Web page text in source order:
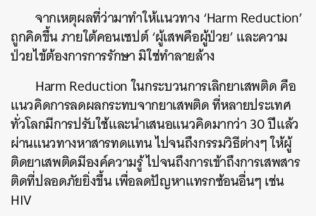
จากเหตุผลที่ว่ามาทำให้แนวทาง ‘Harm Reduction’
ถูกคิดขึ้น ภายใต้คอนเซปต์ ‘ผู้เสพคือผู้ป่วย’ และความ
ป่วยไข้ต้องการการรักษา มิใช่ทำลายล้าง
Harm Reduction ในกระบวนการเลิกยาเสพติด คือ
แนวคิดการลดผลกระทบจากยาเสพติด ที่หลายประเทศ
ทั่วโลกมีการปรับใช้และนำเสนอแนวคิดมากว่า 30 ปีแล้ว
ผ่านแนวทางหาสารทดแทน ไปจนถึงกรรมวิธีต่างๆ ให้ผู้
ติดยาเสพติดมีองค์ความรู้ ไปจนถึงการเข้าถึงการเสพสาร
ติดที่ปลอดภัยยิ่งขึ้น เพื่อลดปัญหาแทรกซ้อนอื่นๆ เช่น
HIV